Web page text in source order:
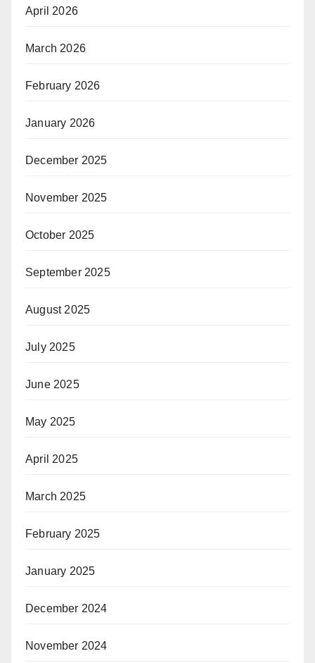
April 2026
March 2026
February 2026
January 2026
December 2025
November 2025
October 2025
September 2025
August 2025
July 2025
June 2025
May 2025
April 2025
March 2025
February 2025
January 2025
December 2024
November 2024